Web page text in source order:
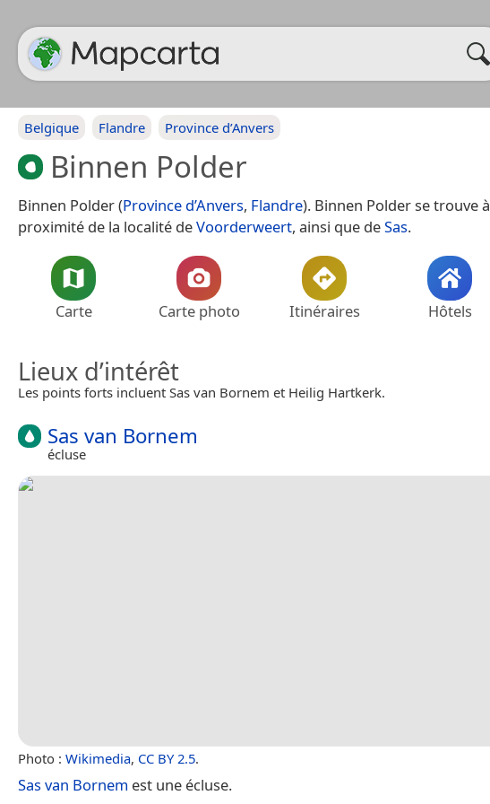
Belgique Flandre Province d’Anvers
Binnen Polder
Binnen Polder (Province d’Anvers, Flandre). Binnen Polder se trouve à
proximité de la localité deVoorderweert, ainsi que deSas.
Carte Carte photo Itinéraires Hôtels
Lieux d’intérêt
Les points forts incluent Sas van Bornem et Heilig Hartkerk.
Sas van Bornem
écluse
Photo : Wikimedia, CC BY 2.5.
Sas van Bornem est une écluse.